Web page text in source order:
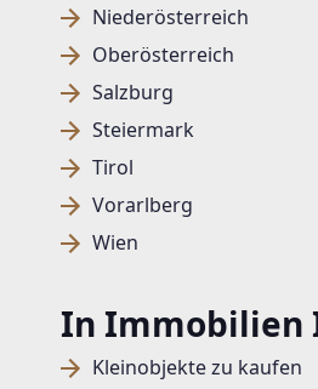
Niederösterreich
Oberösterreich
Salzburg
Steiermark
Tirol
Vorarlberg
Wien
In Immobilien
Kleinobjekte zu kaufen